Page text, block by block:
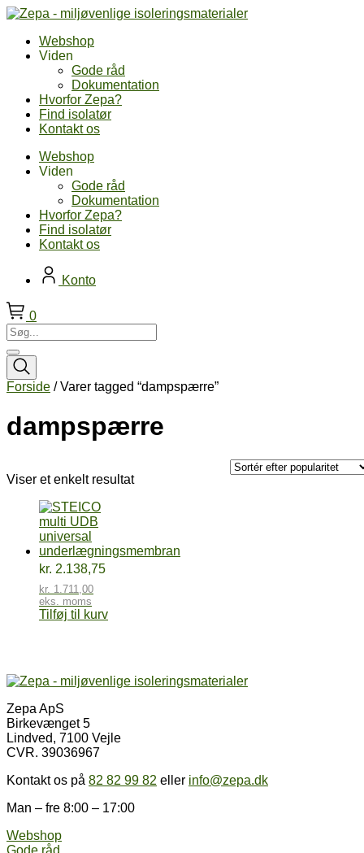
Skip
contentWebshop
Viden
Gode råd
Dokumentation
Hvorfor Zepa?
Find isolatør
Kontakt os
Webshop
Viden
Gode råd
Dokumentation
Hvorfor Zepa?
Find isolatør
Kontakt os
Konto
0
Søg...
Forside / Varer tagged “dampspærre”
dampspærre
Viser et enkelt resultat
kr. 2.138,75
kr. 1.711,00
eks. moms
Tilføj til kurv
Zepa ApS
Birkevænget 5
Lindved, 7100 Vejle
CVR. 39036967
Kontakt os på 82 82 99 82 eller info@zepa.dk
Man – fre 8:00 – 17:00
Webshop
Gode råd